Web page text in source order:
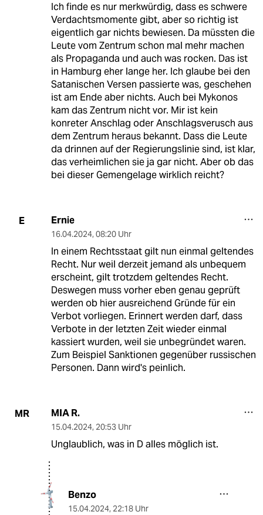
Ich finde es nur merkwürdig, dass es schwere
Verdachtsmomente gibt, aber so richtig ist
eigentlich gar nichts bewiesen. Da müssten die
Leute vom Zentrum schon mal mehr machen
als Propaganda und auch was rocken. Das ist
in Hamburg eher lange her. Ich glaube bei den
Satanischen Versen passierte was, geschehen
ist am Ende aber nichts. Auch bei Mykonos
kam das Zentrum nicht vor. Mir ist kein
konreter Anschlag oder Anschlagsverusch aus
dem Zentrum heraus bekannt. Dass die Leute
da drinnen auf der Regierungslinie sind, ist klar,
das verheimlichen sie ja gar nicht. Aber ob das
bei dieser Gemengelage wirklich reicht?
E Ernie
16.04.2024, 08:20 Uhr
In einem Rechtsstaat gilt nun einmal geltendes
Recht. Nur weil derzeit jemand als unbequem
erscheint, gilt trotzdem geltendes Recht.
Deswegen muss vorher eben genau geprüft
werden ob hier ausreichend Gründe für ein
Verbot vorliegen. Erinnert werden darf, dass
Verbote in der letzten Zeit wieder einmal
kassiert wurden, weil sie unbegründet waren.
Zum Beispiel Sanktionen gegenüber russischen
Personen. Dann wird's peinlich.
MR MIA R.
15.04.2024, 20:53 Uhr
Unglaublich, was in D alles möglich ist.
Benzo
15.04.2024, 22:18 Uhr